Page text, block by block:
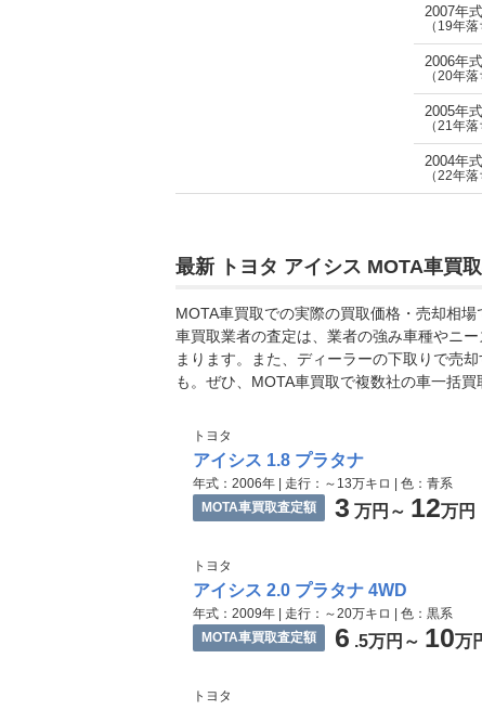
2007年
（19年落
2006年
（20年落
2005年
（21年落
2004年
（22年落
最新 トヨタ アイシス MOTA車買
MOTA車買取での実際の買取価格・売却相
車買取業者の査定は、業者の強み車種やニ
まります。また、ディーラーの下取りで売
も。ぜひ、MOTA車買取で複数社の車一括買
トヨタ
アイシス 1.8 プラタナ
年式：2006年 | 走行：～13万キロ | 色：青系
MOTA車買取査定額
3 万円～ 12万円
トヨタ
アイシス 2.0 プラタナ 4WD
年式：2009年 | 走行：～20万キロ | 色：黒系
MOTA車買取査定額
6 .5万円～ 10万
トヨタ